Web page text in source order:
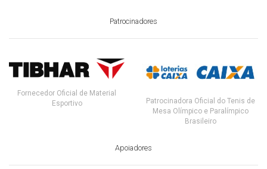
Patrocinadores
Fornecedor Oficial de Material
Esportivo
Patrocinadora Oficial do Tenis de
Mesa Olímpico e Paralímpico
Brasileiro
Apoiadores